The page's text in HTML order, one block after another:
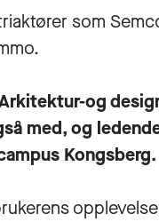
som
og
med, og
Kongsberg.